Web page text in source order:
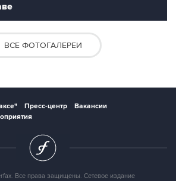
ВСЕ ФОТОГАЛЕРЕИ
Пресс-центр
Вакансии
Все права защищены. Сетевое издание